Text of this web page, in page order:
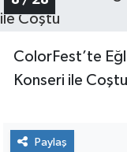
ColorFest’te
Konseri ile Coştu
Paylaş